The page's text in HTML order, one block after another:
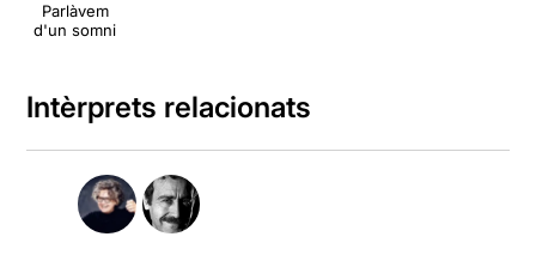
Parlàvem
d'un somni
Intèrprets relacionats